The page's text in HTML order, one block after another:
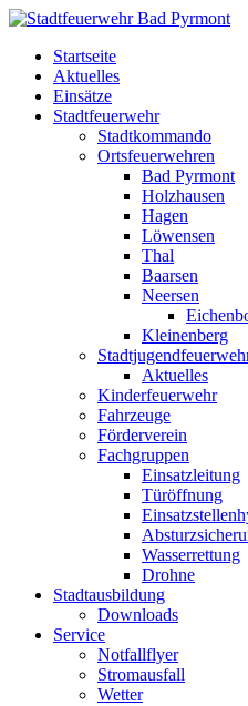
Startseite
Aktuelles
Einsätze
Stadtfeuerwehr
Stadtkommando
Ortsfeuerwehren
Bad Pyrmont
Holzhausen
Hagen
Löwensen
Thal
Baarsen
Neersen
Kleinenberg
Aktuelles
Kinderfeuerwehr
Fahrzeuge
Förderverein
Fachgruppen
Einsatzleitung
Türöffnung
Wasserrettung
Drohne
Stadtausbildung
Downloads
Service
Notfallflyer
Stromausfall
Wetter